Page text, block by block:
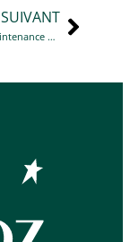
SUIVANT
Travaux de maintenance du plan cadastral du 8 au 15 juin 2022